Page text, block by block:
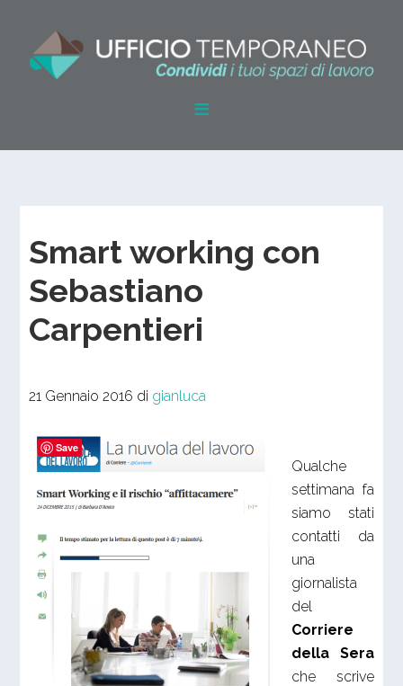
Smart working con
Sebastiano
Carpentieri
21 Gennaio 2016 di gianluca
Qualche
settimana fa
siamo stati
contatti da
una
giornalista
del
Corriere
della Sera
che scrive
Save